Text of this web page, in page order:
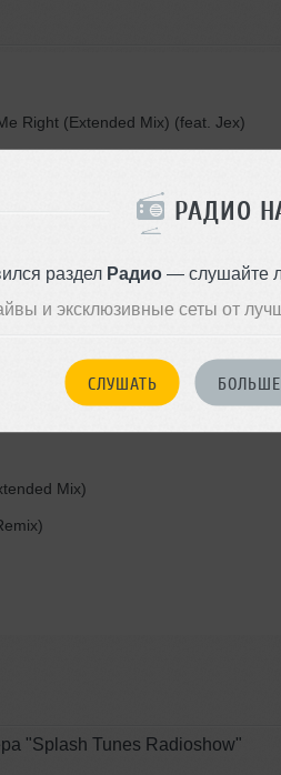
РАДИО
раздел Радио— слушайте
и эксклюзивные сеты от
СЛУШАТЬ
Right (Extended Mix) (feat. Jex)
Me Alone (EDX Extended Mix)
That (Rain Or Shine Remix)
Extended Remix)
Mix)
Mix)
"Splash Tunes Radioshow"